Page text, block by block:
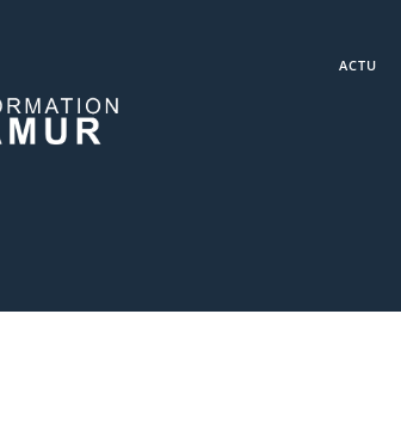
ACTU